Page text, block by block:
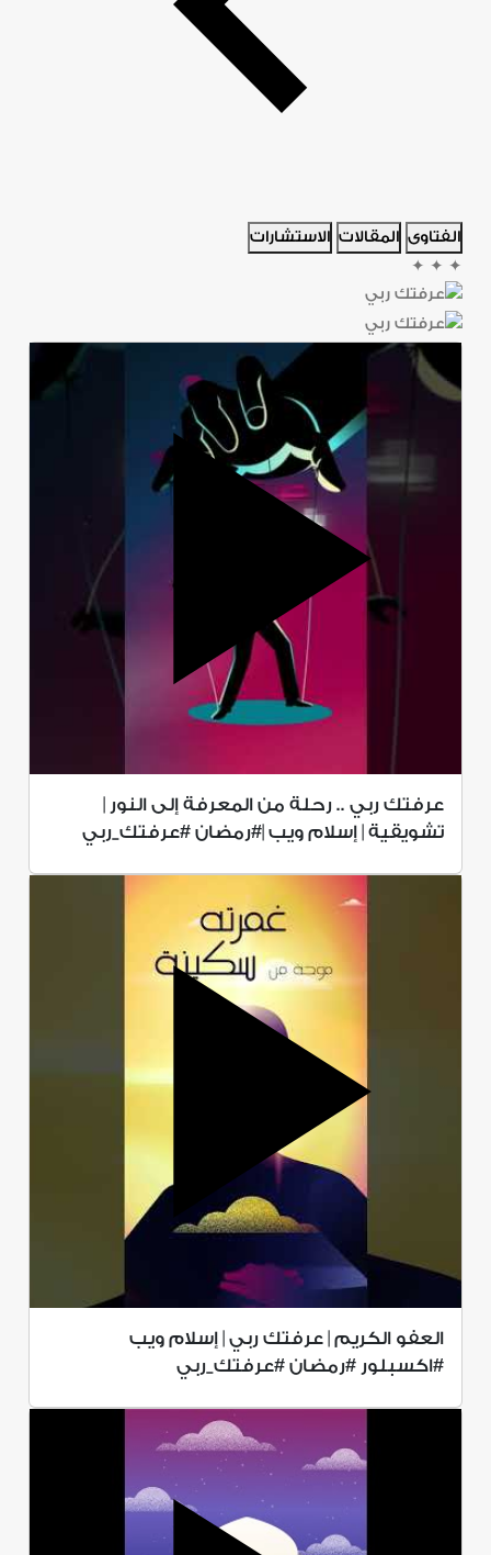
الفتاوى المقالات الاستشارات
✦
✦
✦
عرفتك ربي .. رحلة من المعرفة إلى النور |
تشويقية | إسلام ويب |#رمضان #عرفتك_ربي
العفو الكريم | عرفتك ربي | إسلام ويب
#اكسبلور #رمضان #عرفتك_ربي